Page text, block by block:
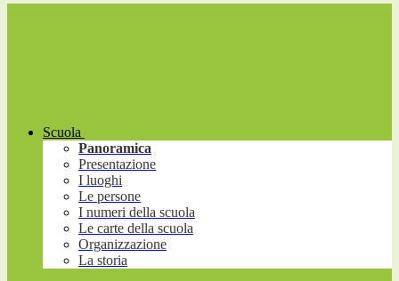
Scuola
Panoramica
Presentazione
I luoghi
Le persone
I numeri della scuola
Le carte della scuola
Organizzazione
La storia